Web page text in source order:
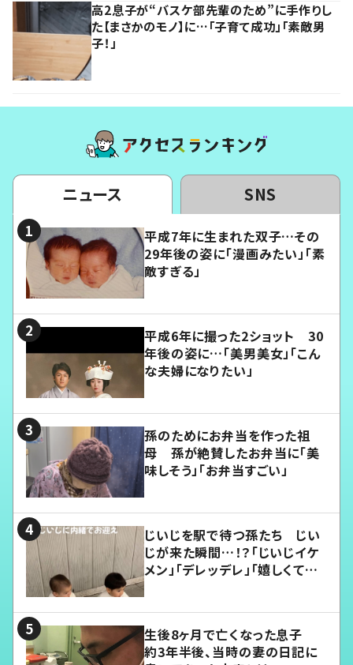
高2息子が“バスケ部先輩のため”に手作りし
た【まさかのモノ】に…「子育て成功」「素敵男
子！」
ニュース SNS
平成7年に生まれた双子…その
29年後の姿に「漫画みたい」「素
敵すぎる」
平成6年に撮った2ショット 30
年後の姿に…「美男美女」「こん
な夫婦になりたい」
孫のためにお弁当を作った祖
母 孫が絶賛したお弁当に「美
味しそう」「お弁当すごい」
じいじを駅で待つ孫たち じい
じが来た瞬間…！？「じいじイケ
メン」「デレッデレ」「嬉しくて可
生後8ヶ月で亡くなった息子
約3年半後、当時の妻の日記に